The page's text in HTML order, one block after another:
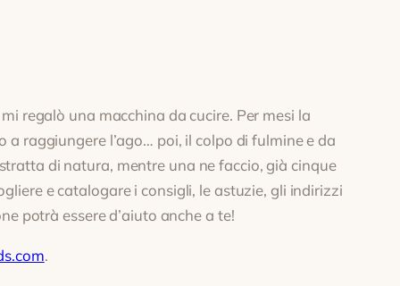
regalò una macchina da cucire. Per mesi la
raggiungere l’ago… poi, il colpo di fulmine e da
di natura, mentre una ne faccio, già cinque
e catalogare i consigli, le astuzie, gli indirizzi
potrà essere d’aiuto anche a te!
.